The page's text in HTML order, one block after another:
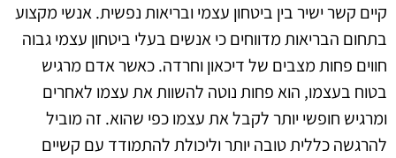
קיים קשר ישיר בין ביטחון עצמי ובריאות נפשית. אנשי מקצוע
בתחום הבריאות מדווחים כי אנשים בעלי ביטחון עצמי גבוה
חווים פחות מצבים של דיכאון וחרדה. כאשר אדם מרגיש
בטוח בעצמו, הוא פחות נוטה להשוות את עצמו לאחרים
ומרגיש חופשי יותר לקבל את עצמו כפי שהוא. זה מוביל
להרגשה כללית טובה יותר וליכולת להתמודד עם קשיים